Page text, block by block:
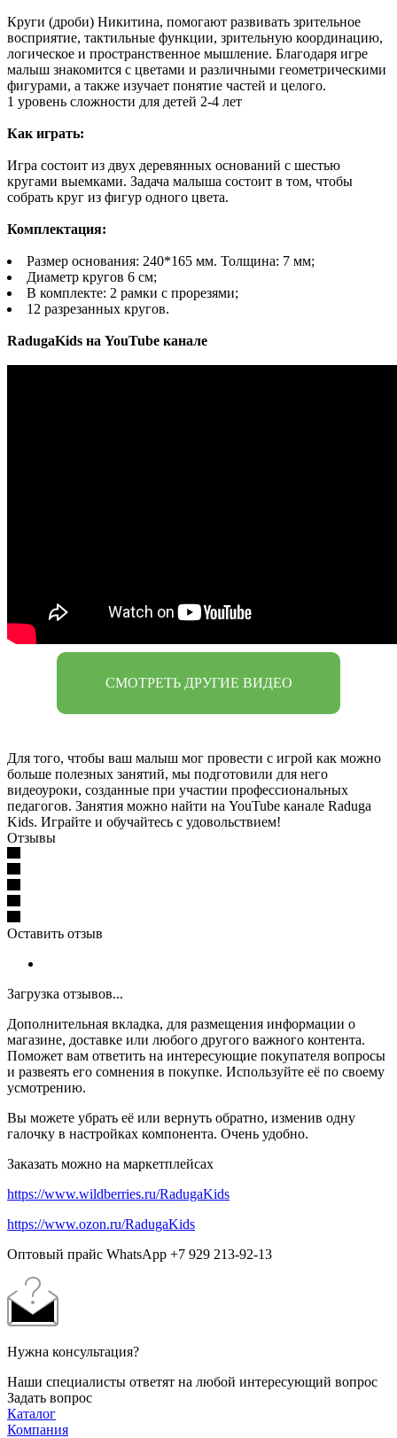
Круги (дроби) Никитина, помогают развивать зрительное
восприятие, тактильные функции, зрительную координацию,
логическое и пространственное мышление. Благодаря игре
малыш знакомится с цветами и различными геометрическими
фигурами, а также изучает понятие частей и целого.
1 уровень сложности для детей 2-4 лет
Как играть:
Игра состоит из двух деревянных оснований с шестью
кругами выемками. Задача малыша состоит в том, чтобы
собрать круг из фигур одного цвета.
Комплектация:
Размер основания: 240*165 мм. Толщина: 7 мм;
Диаметр кругов 6 см;
В комплекте: 2 рамки с прорезями;
12 разрезанных кругов.
RadugaKids на YouTube канале
СМОТРЕТЬ ДРУГИЕ ВИДЕО
Для того, чтобы ваш малыш мог провести с игрой как можно
больше полезных занятий, мы подготовили для него
видеоуроки, созданные при участии профессиональных
педагогов. Занятия можно найти на YouTube канале Raduga
Kids. Играйте и обучайтесь с удовольствием!
Отзывы
Оставить отзыв
Загрузка отзывов...
Дополнительная вкладка, для размещения информации о
магазине, доставке или любого другого важного контента.
Поможет вам ответить на интересующие покупателя вопросы
и развеять его сомнения в покупке. Используйте её по своему
усмотрению.
Вы можете убрать её или вернуть обратно, изменив одну
галочку в настройках компонента. Очень удобно.
Заказать можно на маркетплейсах
https://www.wildberries.ru/RadugaKids
https://www.ozon.ru/RadugaKids
Оптовый прайс WhatsApp ‪+7 929 213‑92‑13‬
Нужна консультация?
Наши специалисты ответят на любой интересующий вопрос
Задать вопрос
Каталог
Компания